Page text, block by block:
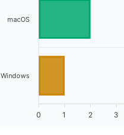
macOS
Windows
3
2
1
0